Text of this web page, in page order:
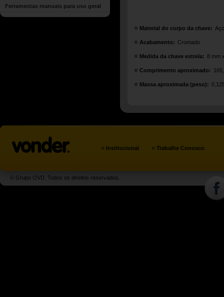
Ferramentas manuais para uso geral
Material do corpo da chave:
Acabamento: Cromado
Medida da chave estrela: 8 mm
Comprimento aproximado:
Massa aproximada (peso):
» Institucional » Trabalhe Conosco
© Grupo OVD. Todos os direitos reservados.